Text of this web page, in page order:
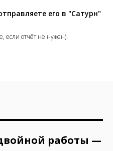
его в "Сатурн"
если отчёт не нужен).
работы —